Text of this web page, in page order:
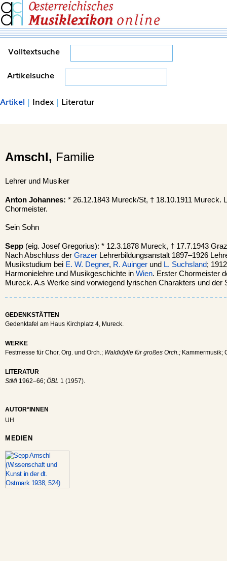
Volltextsuche
Artikelsuche
Artikel | Index | Literatur
Amschl, Familie
Lehrer und Musiker
Anton Johannes: * 26.12.1843 Mureck/St, † 18.10.1911 Mureck.
Chormeister.
Sein Sohn
Sepp (eig. Josef Gregorius): * 12.3.1878 Mureck, † 17.7.1943
Nach Abschluss der Grazer Lehrerbildungsanstalt 1897–1926
Musikstudium bei E. W. Degner, R. Auinger und L. Suchsland;
Harmonielehre und Musikgeschichte in Wien. Erster Chormeister
Mureck. A.s Werke sind vorwiegend lyrischen Charakters und der
GEDENKSTÄTTEN
Gedenktafel am Haus Kirchplatz 4, Mureck.
WERKE
Festmesse für Chor, Org. und Orch.; Waldidylle für großes Orch.; Kammermusik;
LITERATUR
StMl 1962–66; ÖBL 1 (1957).
AUTOR*INNEN
UH
MEDIEN